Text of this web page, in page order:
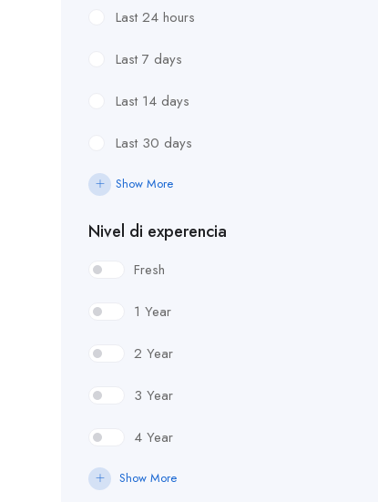
Last 24 hours
Last 7 days
Last 14 days
Last 30 days
Show More
Nivel di experencia
Fresh
1 Year
2 Year
3 Year
4 Year
Show More